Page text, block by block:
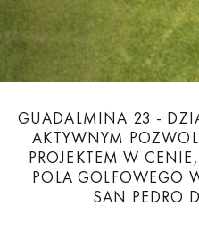
GUADALMINA 23 -
AKTYWNYM
PROJEKTEM W
POLA GOLFOWEGO
SAN PEDRO